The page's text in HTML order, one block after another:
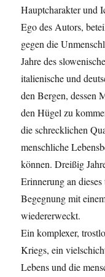
Hauptcharakter und
Ego des Autors,
gegen die
Jahre des
italienische und
den Bergen, dessen
den Hügel zu
die schrecklichen
menschliche
können. Dreißig
Erinnerung an
Begegnung mit
wiedererweckt.
Ein komplexer,
Kriegs, ein
Lebens und die